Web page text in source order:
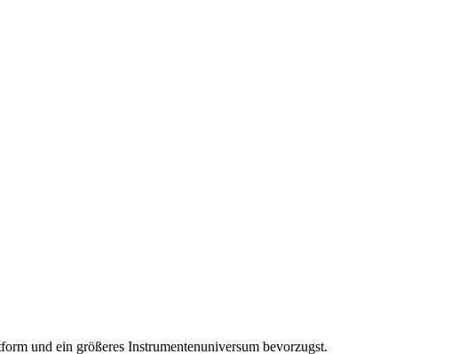
und ein größeres Instrumentenuniversum bevorzugst.